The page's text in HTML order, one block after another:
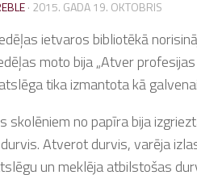
· 2015. GADA 19. OKTOBRIS
ietvaros bibliotēkā
moto bija „Atver
tika izmantota kā
skolēniem no papīra bija
Atverot durvis, varēja
un meklēja atbilstošas